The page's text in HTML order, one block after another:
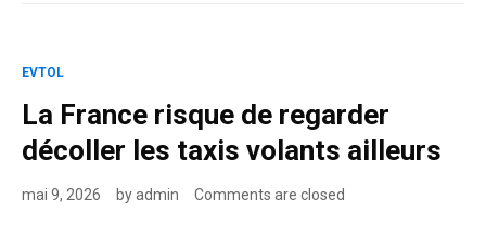
EVTOL
La France risque de regarder
décoller les taxis volants ailleurs
mai 9, 2026 byadmin Comments are closed